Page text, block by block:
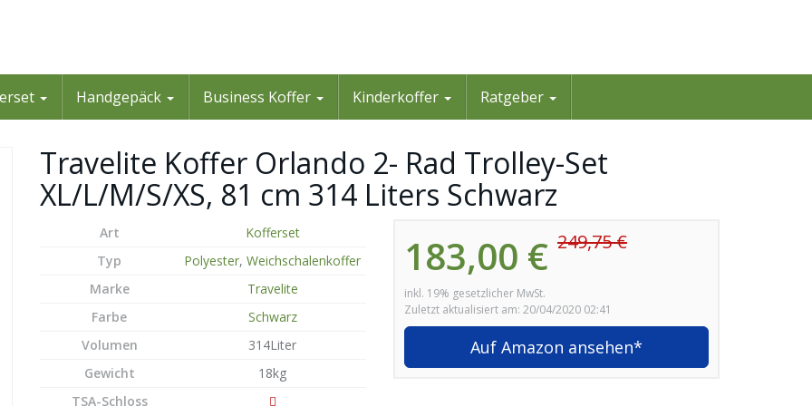
Handgepäck Business Koffer Kinderkoffer Ratgeber
Travelite Koffer Orlando 2- Rad Trolley-Set
XL/L/M/S/XS, 81 cm 314 Liters Schwarz
183,00 € 249,75 €
inkl. 19% gesetzlicher MwSt.
Zuletzt aktualisiert am: 20/04/2020 02:41
Auf Amazon ansehen*
Art
Kofferset
Typ
Polyester, Weichschalenkoffer
Marke
Travelite
Farbe
Schwarz
Volumen
314Liter
Gewicht
18kg
TSA-Schloss